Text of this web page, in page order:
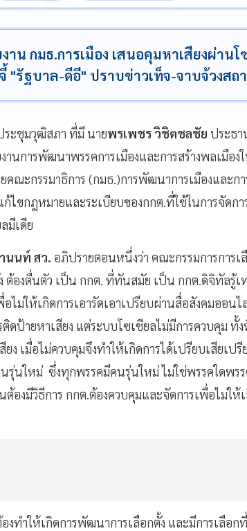
น กมธ.การเมือง เสนอคุมหาเสียงผ่านโ
"รัฐบาล-ดีอี" ปราบข่าวเท็จ-จาบจ้วงสถ
ระชุมวุฒิสภา ที่มี นายพรเพชร วิชิตชลชัย ประธ
านการพัฒนาพรรคการเมืองและการสร้างพลเมือ
คณะกรรมาธิการ (กมธ.)การพัฒนาการเมืองและก
ไขกฎหมายและระเบียบของกกต.ที่ใช้ในการจัดกา
มีเดีย
นนท์ สว. อภิปรายตอนหนึ่งว่า คณะกรรมการการเ
ต้องตื่นตัว เป็น กกต. ที่ทันสมัย เป็น กกต.ดิจิทัลรู้
อไม่ให้เกิดการเอารัดเอาเปรียบผ่านสื่อสังคมออ
ดป้ายหาเสียง แต่ระบบโซเชียลไม่มีการควบคุม ทั้
ยง เมื่อไม่ควบคุมจึงทำให้เกิดการได้เปรียบเสียเ
รุ่นใหม่ ซึ่งทุกพรรคมีคนรุ่นใหม่ ไม่ใช่พรรคใดพร
องมีวิธีการ กกต.ต้องควบคุมและจัดการเพื่อไม่ให้
องทำให้เกิดการพัฒนาการเลือกตั้ง และมีการเลือ